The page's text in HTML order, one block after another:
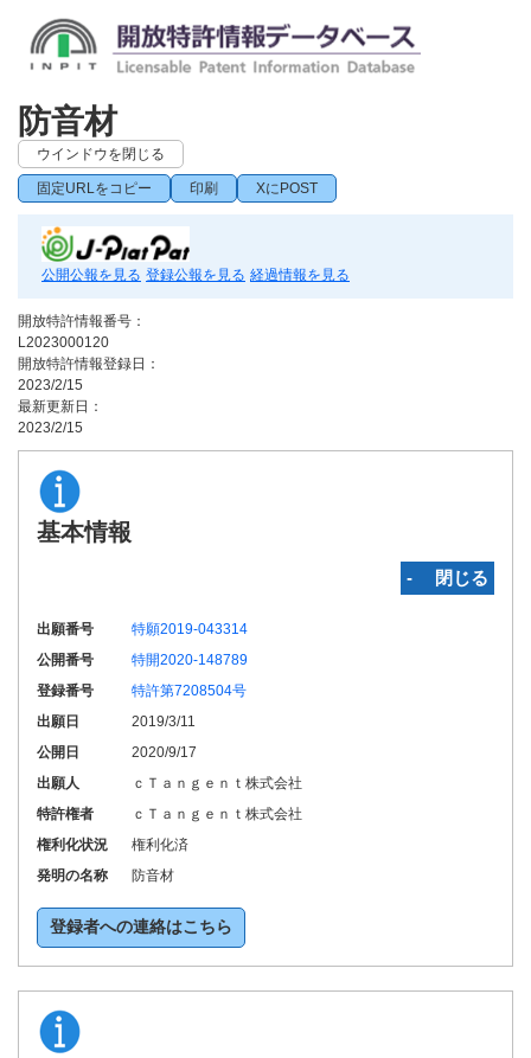
防音材
ウインドウを閉じる
固定URLをコピー 印刷 XにPOST
公開公報を見る 登録公報を見る 経過情報を見る
開放特許情報番号：
L2023000120
開放特許情報登録日：
2023/2/15
最新更新日：
2023/2/15
基本情報
‐ 閉じる
出願番号
特願2019-043314
公開番号
特開2020-148789
登録番号
特許第7208504号
出願日
2019/3/11
公開日
2020/9/17
出願人
ｃＴａｎｇｅｎｔ株式会社
特許権者
ｃＴａｎｇｅｎｔ株式会社
権利化状況
権利化済
発明の名称
防音材
登録者への連絡はこちら